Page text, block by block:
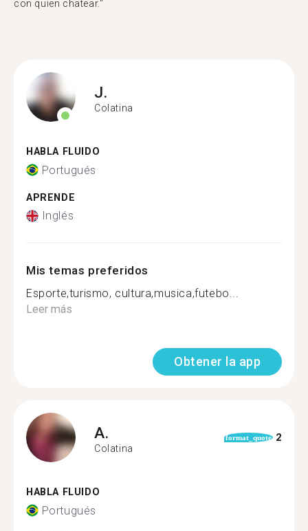
con quien chatear."
J.
Colatina
HABLA FLUIDO
Portugués
APRENDE
Inglés
Mis temas preferidos
Esporte,turismo, cultura,musica,futebo...
Leer más
Obtener la app
A.
Colatina
format_quote 2
HABLA FLUIDO
Portugués